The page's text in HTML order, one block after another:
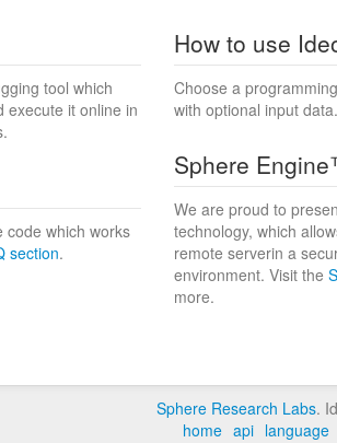
tool which
execute it online in
How to use
Choose a
with optional input
code which works
section.
Sphere
We are proud to
technology, which
remote serverin a
environment. Visit the
more.
Sphere Research Labs.
home api language